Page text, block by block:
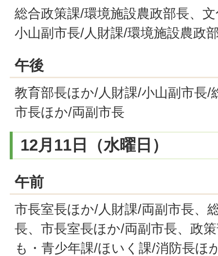
総合政策課/環境施設農政部長、
小山副市長/人財課/環境施設農政
午後
教育部長ほか/人財課/小山副市長/
市長ほか/両副市長
12月11日（水曜日）
午前
市長室長ほか/人財課/両副市長、
長、市長室長ほか/両副市長、政
も・青少年課/ほいく課/消防長ほ